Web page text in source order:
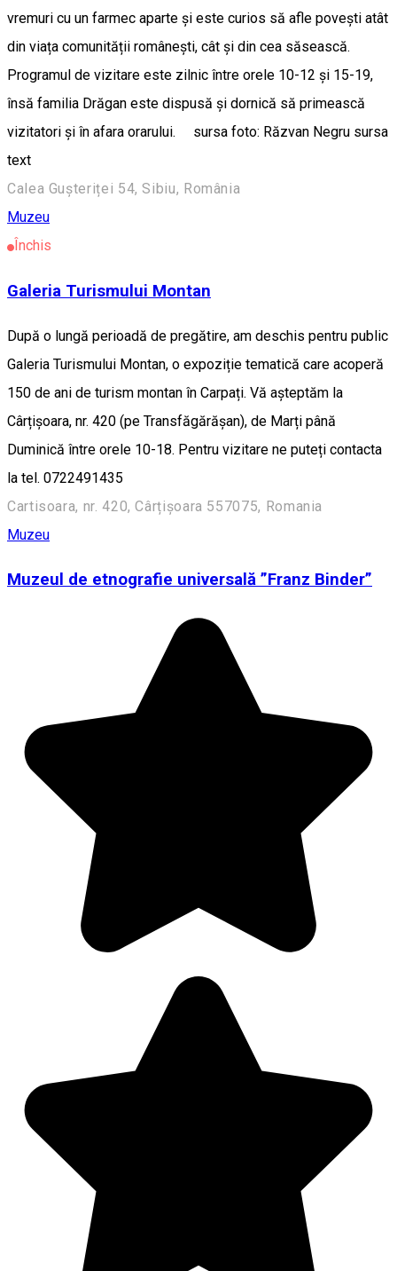
vremuri cu un farmec aparte și este curios să afle povești atât
din viața comunității românești, cât și din cea săsească.
Programul de vizitare este zilnic între orele 10-12 și 15-19,
însă familia Drăgan este dispusă și dornică să primească
vizitatori și în afara orarului. sursa foto: Răzvan Negru sursa
text
Calea Gușteriței 54, Sibiu, România
Muzeu
Închis
Galeria Turismului Montan
După o lungă perioadă de pregătire, am deschis pentru public
Galeria Turismului Montan, o expoziție tematică care acoperă
150 de ani de turism montan în Carpați. Vă așteptăm la
Cârțișoara, nr. 420 (pe Transfăgărășan), de Marți până
Duminică între orele 10-18. Pentru vizitare ne puteți contacta
la tel. 0722491435
Cartisoara, nr. 420, Cârțișoara 557075, Romania
Muzeu
Muzeul de etnografie universală ”Franz Binder”